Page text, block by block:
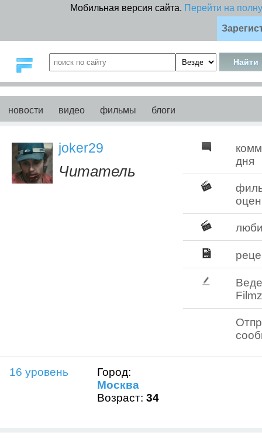
Мобильная версия сайта. Перейти на
новости видео фильмы блоги
дня
joker29
Читатель
16 уровень
Город:
Москва
Возраст: 34